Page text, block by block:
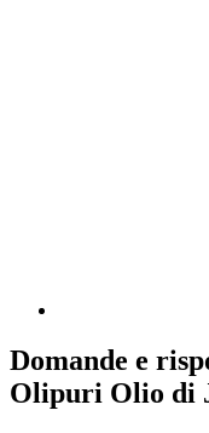
Domande e
Olipuri Olio di